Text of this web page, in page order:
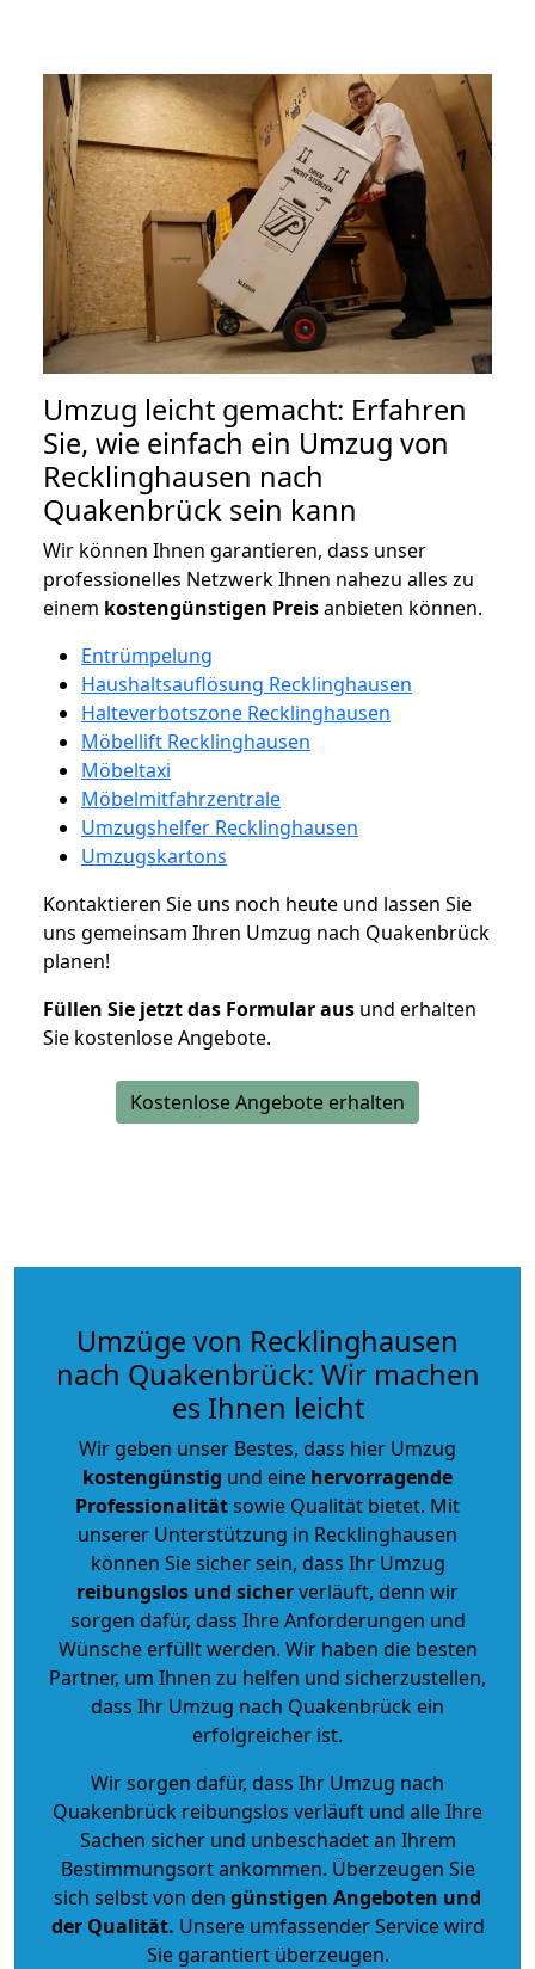
Umzug leicht gemacht: Erfahren
Sie, wie einfach ein Umzug von
Recklinghausen nach
Quakenbrück sein kann
Wir können Ihnen garantieren, dass unser
professionelles Netzwerk Ihnen nahezu alles zu
einem kostengünstigen Preisanbieten können.
Entrümpelung
Haushaltsauflösung Recklinghausen
Halteverbotszone Recklinghausen
Möbellift Recklinghausen
Möbeltaxi
Möbelmitfahrzentrale
Umzugshelfer Recklinghausen
Umzugskartons
Kontaktieren Sie uns noch heute und lassen Sie
uns gemeinsam Ihren Umzug nach Quakenbrück
planen!
Füllen Sie jetzt das Formular aus und erhalten
Sie kostenlose Angebote.
Kostenlose Angebote erhalten
Umzüge von Recklinghausen
nach Quakenbrück: Wir machen
es Ihnen leicht
Wir geben unser Bestes, dass hier Umzug
kostengünstig und eine hervorragende
Professionalitätsowie Qualität bietet. Mit
unserer Unterstützung in Recklinghausen
können Sie sicher sein, dass Ihr Umzug
reibungslos und sicherverläuft, denn wir
sorgen dafür, dass Ihre Anforderungen und
Wünsche erfüllt werden. Wir haben die besten
Partner, um Ihnen zu helfen und sicherzustellen,
dass Ihr Umzug nach Quakenbrück ein
erfolgreicher ist.
Wir sorgen dafür, dass Ihr Umzug nach
Quakenbrück reibungslos verläuft und alle Ihre
Sachen sicher und unbeschadet an Ihrem
Bestimmungsort ankommen. Überzeugen Sie
sich selbst von den günstigen Angeboten und
der Qualität. Unsere umfassender Service wird
Sie garantiert überzeugen.